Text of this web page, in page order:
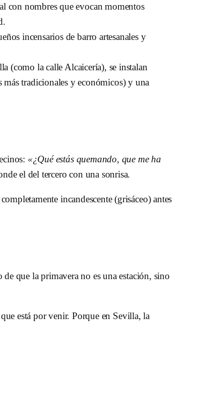
con nombres que evocan momentos
incensarios de barro artesanales y
(como la calle Alcaicería), se instalan
más tradicionales y económicos) y una
«¿Qué estás quemando, que me ha
el del tercero con una sonrisa.
incandescente (grisáceo) antes
que la primavera no es una estación, sino
está por venir. Porque en Sevilla, la